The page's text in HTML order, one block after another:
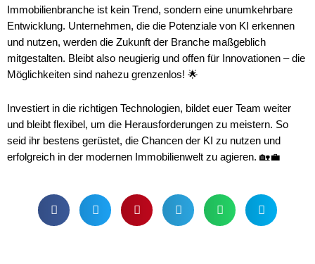
Immobilienbranche ist kein Trend, sondern eine unumkehrbare
Entwicklung. Unternehmen, die die Potenziale von KI erkennen
und nutzen, werden die Zukunft der Branche maßgeblich
mitgestalten. Bleibt also neugierig und offen für Innovationen – die
Möglichkeiten sind nahezu grenzenlos! 🌟
Investiert in die richtigen Technologien, bildet euer Team weiter
und bleibt flexibel, um die Herausforderungen zu meistern. So
seid ihr bestens gerüstet, die Chancen der KI zu nutzen und
erfolgreich in der modernen Immobilienwelt zu agieren. 🏡💼